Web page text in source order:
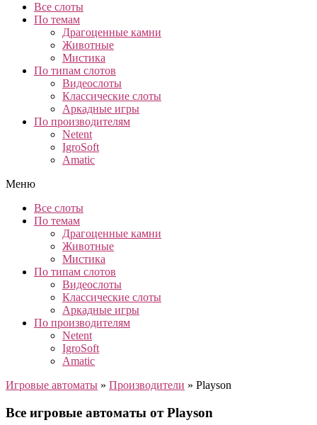
Все слоты
По темам
Драгоценные камни
Животные
Мистика
По типам слотов
Видеослоты
Классические слоты
Аркадные игры
По производителям
Netent
IgroSoft
Amatic
Меню
Все слоты
По темам
Драгоценные камни
Животные
Мистика
По типам слотов
Видеослоты
Классические слоты
Аркадные игры
По производителям
Netent
IgroSoft
Amatic
Игровые автоматы » Производители » Playson
Все игровые автоматы от Playson